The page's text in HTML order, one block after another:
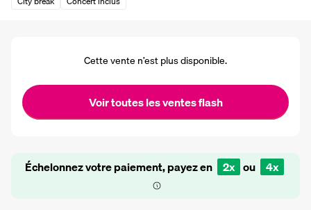
Cette vente n’est plus disponible.
Voir toutes les ventes flash
Échelonnez votre paiement, payez en 2x ou 4x